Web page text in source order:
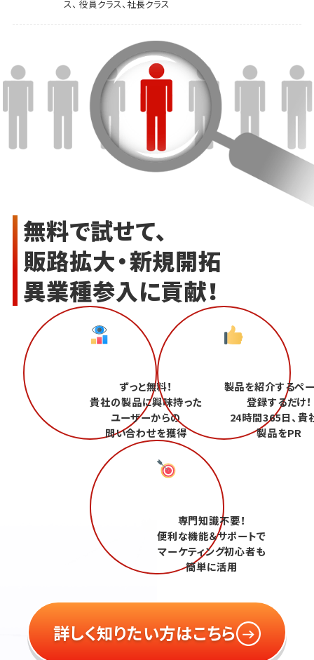
ス、 役員クラス、社長クラス
無料で試せて、
販路拡大・新規開拓
異業種参入に貢献！
ずっと無料！
貴社の製品に興味持った
ユーザーからの
問い合わせを獲得
製品を紹介するペ
登録するだけ！
24時間365日、貴
製品をPR
専門知識不要！
便利な機能＆サポートで
マーケティング初心者も
簡単に活用
詳しく知りたい方はこちら